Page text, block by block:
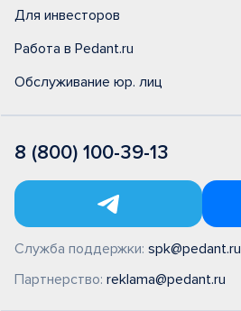
Для инвесторов
Работа в Pedant.ru
Обслуживание юр. лиц
8 (800) 100-39-13
Служба поддержки: spk@pedant.ru
Партнерство: reklama@pedant.ru